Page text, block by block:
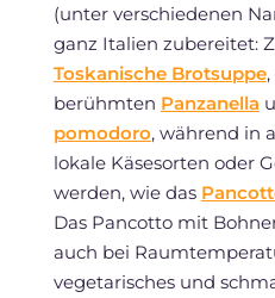
(unter verschiedenen
ganz Italien zubereitet:
Toskanische Brotsuppe
berühmten Panzanella
pomodoro, während in
lokale Käsesorten oder
werden, wie das
Das Pancotto mit
auch bei
vegetarisches und